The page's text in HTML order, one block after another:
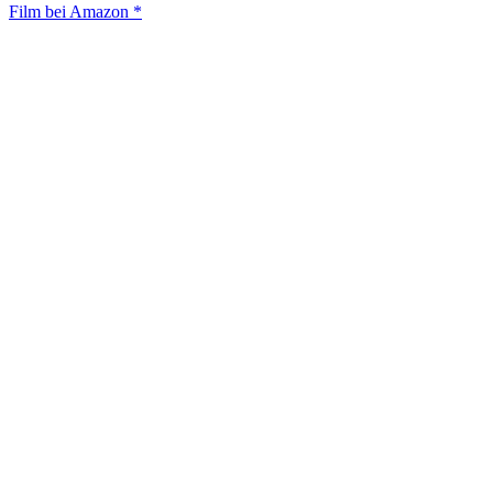
Film bei Amazon *